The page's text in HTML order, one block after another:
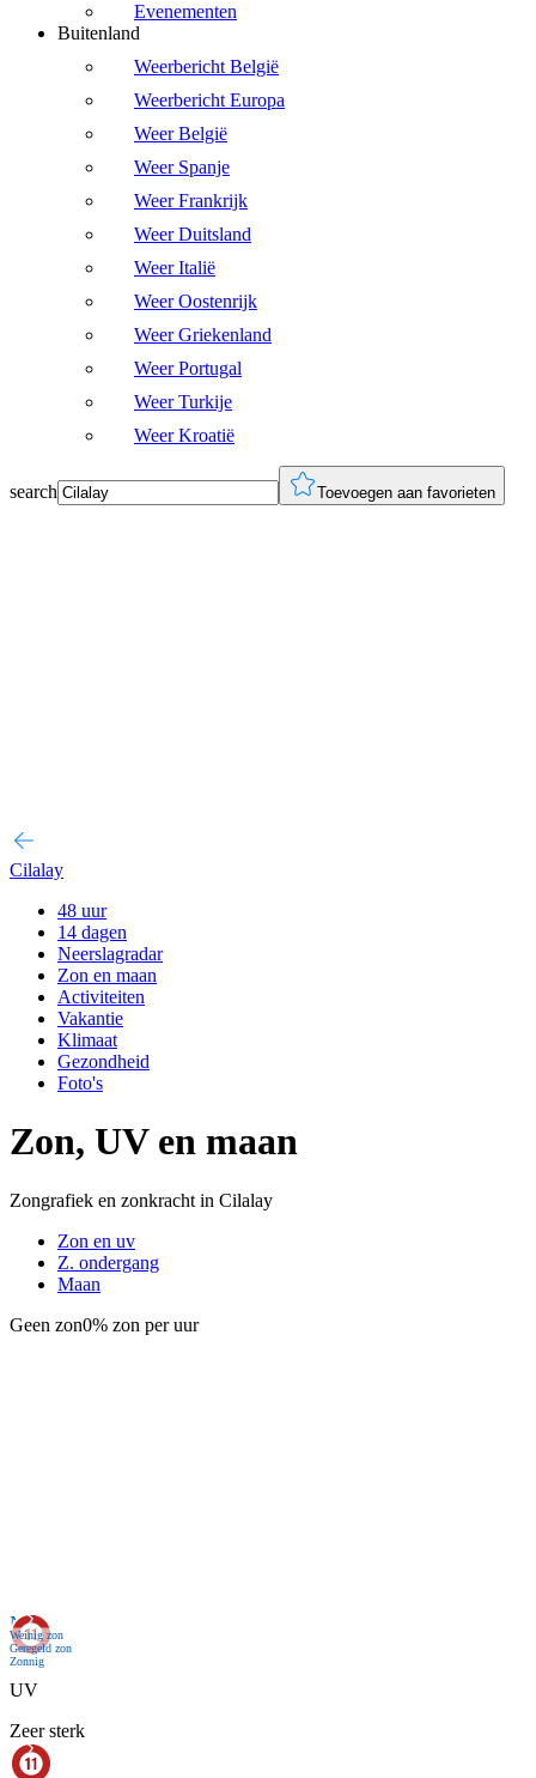
Evenementen
Buitenland
Weerbericht België
Weerbericht Europa
Weer België
Weer Spanje
Weer Frankrijk
Weer Duitsland
Weer Italië
Weer Oostenrijk
Weer Griekenland
Weer Portugal
Weer Turkije
Weer Kroatië
search Toevoegen aan favorieten
Cilalay
48 uur
14 dagen
Neerslagradar
Zon en maan
Activiteiten
Vakantie
Klimaat
Gezondheid
Foto's
Zon, UV en maan
Zongrafiek en zonkracht in Cilalay
Zon en uv
Z. ondergang
Maan
Geen zon0% zon per uur
Nu
Weinig zon
Geregeld zon
Zonnig
UV
Zeer sterk